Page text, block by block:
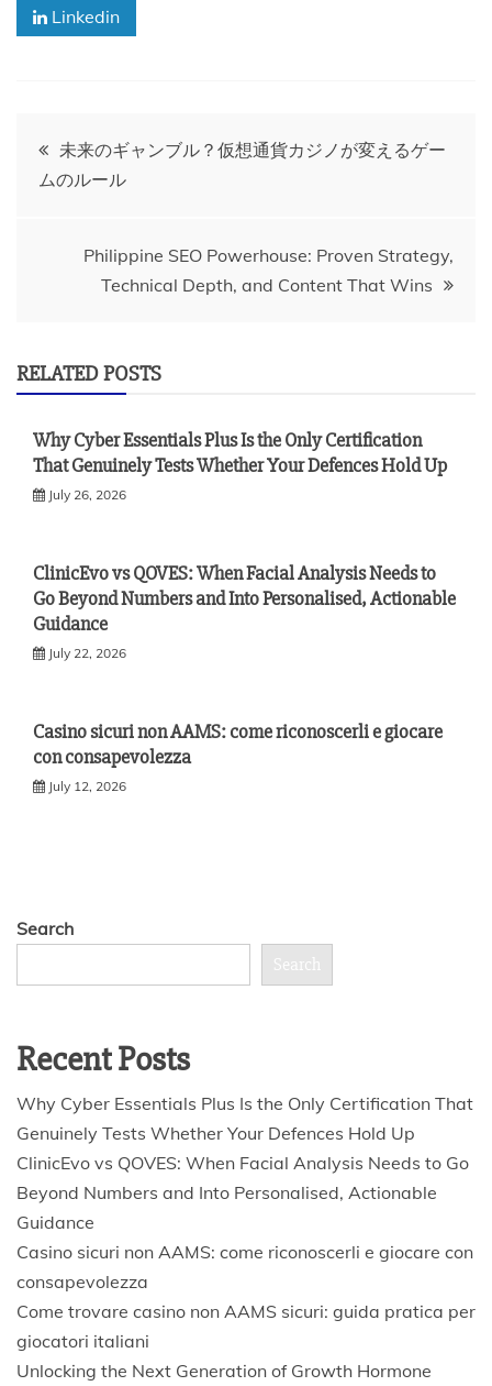
Linkedin
Post
navigation
未来のギャンブル？仮想通貨カジノが変えるゲー
ムのルール
Philippine SEO Powerhouse: Proven Strategy,
Technical Depth, and Content That Wins
RELATED POSTS
Why Cyber Essentials Plus Is the Only Certification
That Genuinely Tests Whether Your Defences Hold Up
July 26, 2026
ClinicEvo vs QOVES: When Facial Analysis Needs to
Go Beyond Numbers and Into Personalised, Actionable
Guidance
July 22, 2026
Casino sicuri non AAMS: come riconoscerli e giocare
con consapevolezza
July 12, 2026
Search
Search
Recent Posts
Why Cyber Essentials Plus Is the Only Certification That
Genuinely Tests Whether Your Defences Hold Up
ClinicEvo vs QOVES: When Facial Analysis Needs to Go
Beyond Numbers and Into Personalised, Actionable
Guidance
Casino sicuri non AAMS: come riconoscerli e giocare con
consapevolezza
Come trovare casino non AAMS sicuri: guida pratica per
giocatori italiani
Unlocking the Next Generation of Growth Hormone